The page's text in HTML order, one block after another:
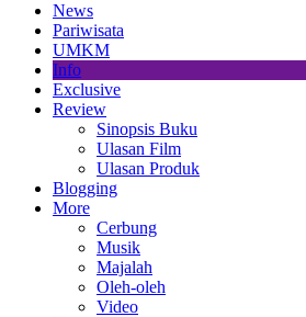
News
Pariwisata
UMKM
Info
Exclusive
Review
Sinopsis Buku
Ulasan Film
Ulasan Produk
Blogging
More
Cerbung
Musik
Majalah
Oleh-oleh
Video